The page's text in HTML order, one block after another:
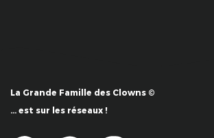
La Grande Famille des Clowns ©
… est sur les réseaux !